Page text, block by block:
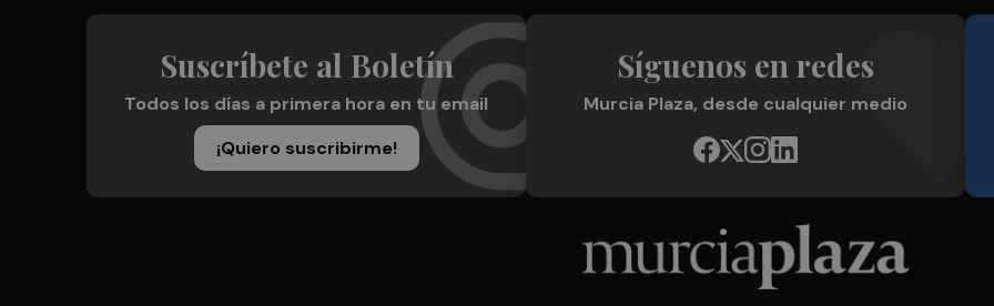
Suscríbete al Boletín
Todos los días a primera hora en tu email
¡Quiero suscribirme!
Síguenos en redes
Murcia Plaza, desde cualquier medio